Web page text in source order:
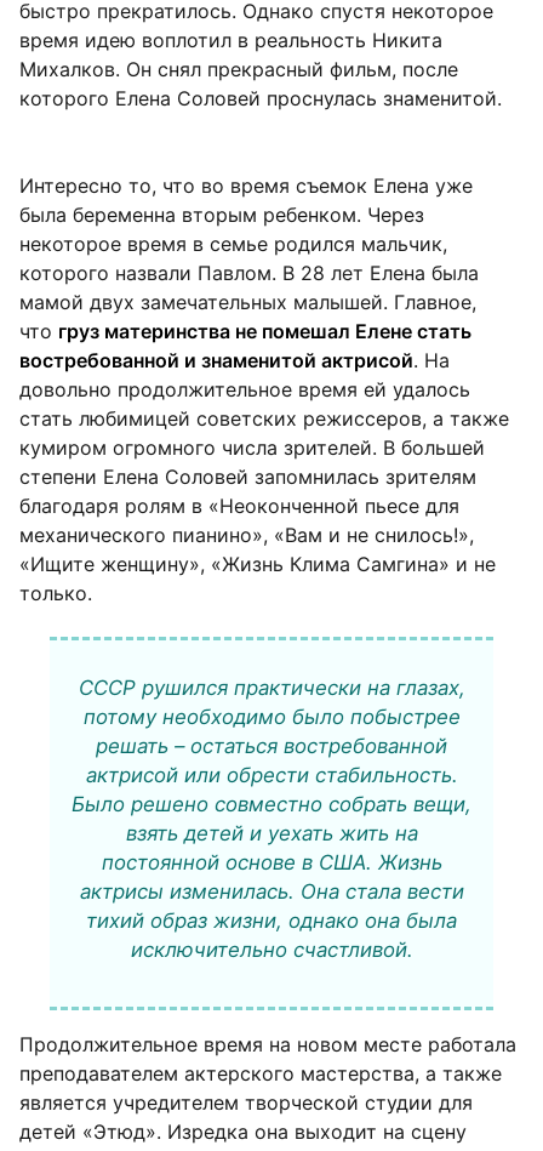
быстро прекратилось. Однако спустя некоторое
время идею воплотил в реальность Никита
Михалков. Он снял прекрасный фильм, после
которого Елена Соловей проснулась знаменитой.
Интересно то, что во время съемок Елена уже
была беременна вторым ребенком. Через
некоторое время в семье родился мальчик,
которого назвали Павлом. В 28 лет Елена была
мамой двух замечательных малышей. Главное,
что груз материнства не помешал Елене стать
востребованной и знаменитой актрисой. На
довольно продолжительное время ей удалось
стать любимицей советских режиссеров, а также
кумиром огромного числа зрителей. В большей
степени Елена Соловей запомнилась зрителям
благодаря ролям в «Неоконченной пьесе для
механического пианино», «Вам и не снилось!»,
«Ищите женщину», «Жизнь Клима Самгина» и не
только.
СССР рушился практически на глазах,
потому необходимо было побыстрее
решать – остаться востребованной
актрисой или обрести стабильность.
Было решено совместно собрать вещи,
взять детей и уехать жить на
постоянной основе в США. Жизнь
актрисы изменилась. Она стала вести
тихий образ жизни, однако она была
исключительно счастливой.
Продолжительное время на новом месте работала
преподавателем актерского мастерства, а также
является учредителем творческой студии для
детей «Этюд». Изредка она выходит на сцену